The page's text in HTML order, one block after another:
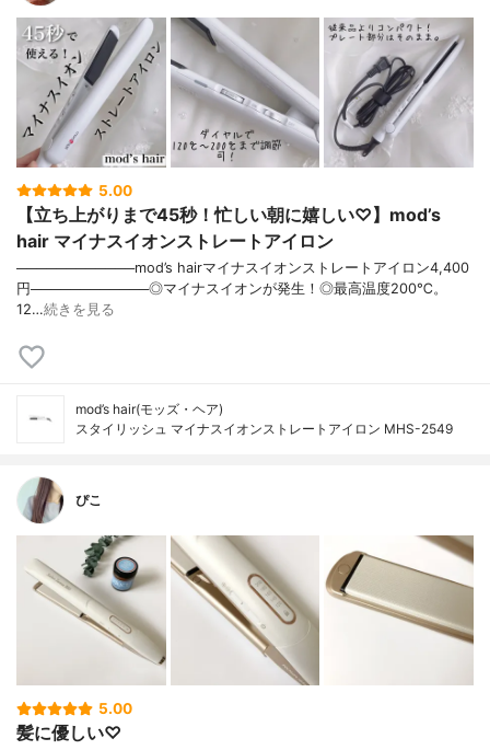
5.00
【立ち上がりまで45秒！忙しい朝に嬉しい♡】mod’s
hair マイナスイオンストレートアイロン
────────────mod’s hairマイナスイオンストレートアイロン4,400
円────────────◎マイナスイオンが発生！◎最高温度200℃。
12…続きを見る
mod’s hair(モッズ・ヘア)
スタイリッシュ マイナスイオンストレートアイロン MHS-2549
ぴこ
5.00
髪に優しい♡